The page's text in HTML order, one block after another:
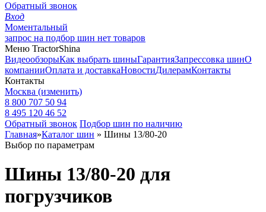
Обратный звонок
Вход
Моментальный
запрос на подбор шин нет товаров
Меню TractorShina
ВидеообзорыКак выбрать шиныГарантияЗапрессовка шинО
компанииОплата и доставкаНовостиДилерамКонтакты
Контакты
Москва (изменить)
8 800 707 50 94
8 495 120 46 52
Обратный звонок Подбор шин по наличию
Главная»Каталог шин » Шины 13/80-20
Выбор по параметрам
Шины 13/80-20 для
погрузчиков